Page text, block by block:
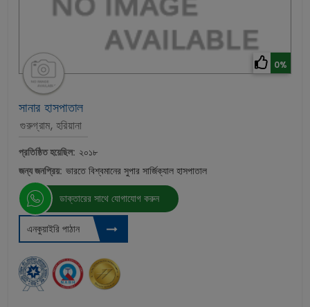
0%
সানার হাসপাতাল
গুরুগ্রাম, হরিয়ানা
প্রতিষ্ঠিত হয়েছিল: ২০১৮
জন্য জনপ্রিয়: ভারতে বিশ্বমানের সুপার সার্জিক্যাল হাসপাতাল
ডাক্তারের সাথে যোগাযোগ করুন
এনকুয়াইরি পাঠান